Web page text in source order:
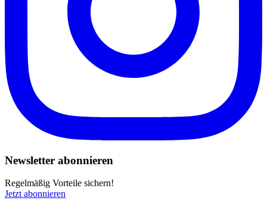
Newsletter abonnieren
Regelmäßig Vorteile sichern!
Jetzt abonnieren